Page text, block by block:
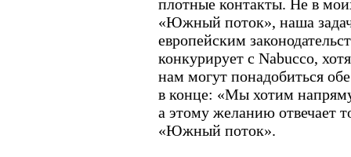
плотные контакты. Не в
«Южный поток», наша
европейским
конкурирует с Nabucco,
нам могут понадобиться
в конце: «Мы хотим
а этому желанию отвечает
«Южный поток».